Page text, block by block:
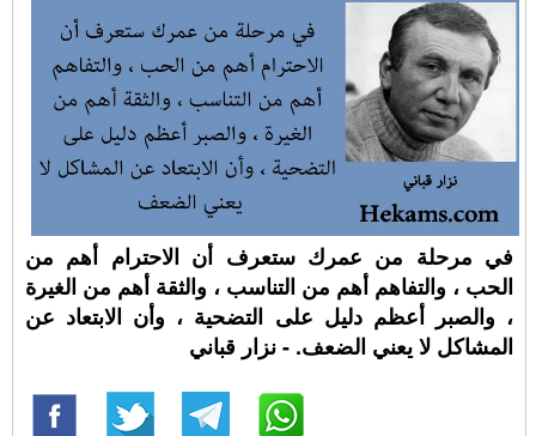
في مرحلة من عمرك ستعرف أن الاحترام أهم من
الحب ، والتفاهم أهم من التناسب ، والثقة أهم من الغيرة
، والصبر أعظم دليل على التضحية ، وأن الابتعاد عن
المشاكل لا يعني الضعف. - نزار قباني